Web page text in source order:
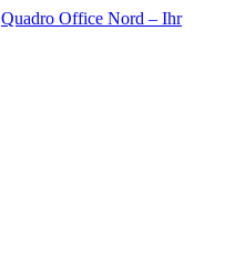
Quadro Office Nord – Ihr